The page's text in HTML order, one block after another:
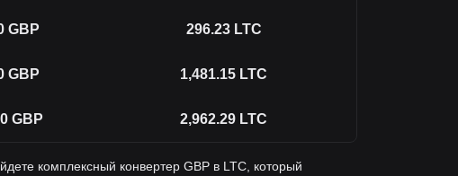
GBP 296.23 LTC
GBP 1,481.15 LTC
GBP 2,962.29 LTC
комплексный конвертер GBP в LTC, который